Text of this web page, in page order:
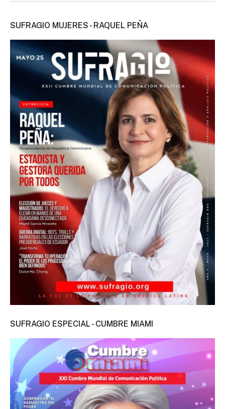
SUFRAGIO MUJERES - RAQUEL PEÑA
SUFRAGIO ESPECIAL - CUMBRE MIAMI